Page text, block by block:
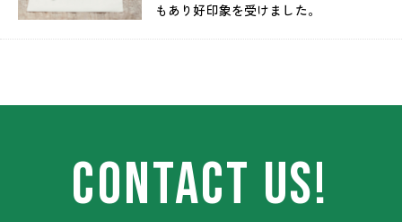
もあり好印象を受けました。
CONTACT US!